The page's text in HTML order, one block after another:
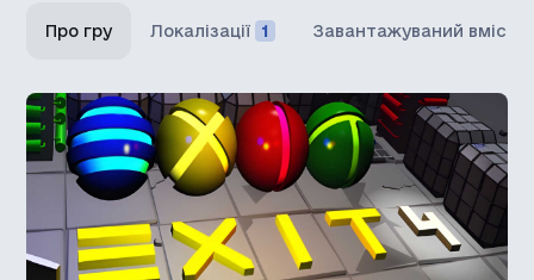
Про гру Локалізації 1 Завантажуваний вміст